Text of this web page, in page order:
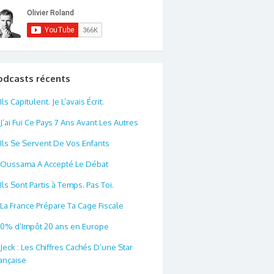
récents
Ils Capitulent. Je L’avais Écrit.
J’ai Fui Ce Pays 7 Ans Avant Les Autres
Ils Se Servent De Vos Enfants
Oussama A Accepté Le Débat
Ils Sont Partis à Temps. Pas Toi.
La France Prépare Ta Cage Fiscale
0% d’Impôt 20 ans en Europe
Jeck : Les Chiffres Cachés D’une Star